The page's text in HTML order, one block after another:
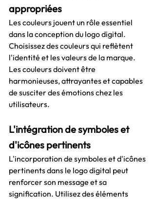
appropriées
Les couleurs jouent un rôle essentiel
dans la conception du logo digital.
Choisissez des couleurs qui reflètent
l'identité et les valeurs de la marque.
Les couleurs doivent être
harmonieuses, attrayantes et capables
de susciter des émotions chez les
utilisateurs.
L'intégration de symboles et
d'icônes pertinents
L'incorporation de symboles et d'icônes
pertinents dans le logo digital peut
renforcer son message et sa
signification. Utilisez des éléments